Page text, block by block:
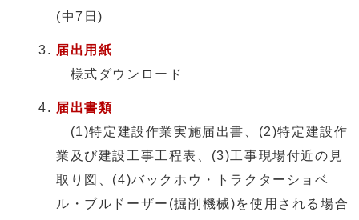
(中7日)
届出用紙
様式ダウンロード
届出書類
(1)特定建設作業実施届出書、(2)特定建設作
業及び建設工事工程表、(3)工事現場付近の見
取り図、(4)バックホウ・トラクターショベ
ル・ブルドーザー(掘削機械)を使用される場合